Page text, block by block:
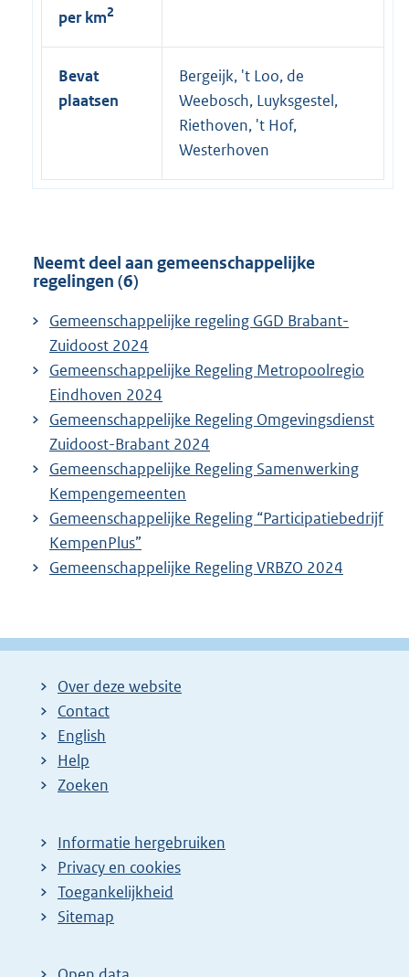
per km2
Bevat
plaatsen
Bergeijk, 't Loo, de
Weebosch, Luyksgestel,
Riethoven, 't Hof,
Westerhoven
Neemt deel aan gemeenschappelijke
regelingen (6)
Gemeenschappelijke regeling GGD Brabant-
Zuidoost 2024
Gemeenschappelijke Regeling Metropoolregio
Eindhoven 2024
Gemeenschappelijke Regeling Omgevingsdienst
Zuidoost-Brabant 2024
Gemeenschappelijke Regeling Samenwerking
Kempengemeenten
Gemeenschappelijke Regeling “Participatiebedrijf
KempenPlus”
​​Gemeenschappelijke Regeling VRBZO 2024​
Over deze website
Contact
English
Help
Zoeken
Informatie hergebruiken
Privacy en cookies
Toegankelijkheid
Sitemap